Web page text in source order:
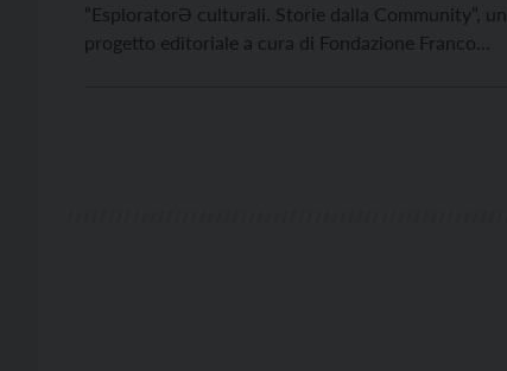
“EsploratorƏ culturali. Storie dalla Community”, un
progetto editoriale a cura di Fondazione Franco